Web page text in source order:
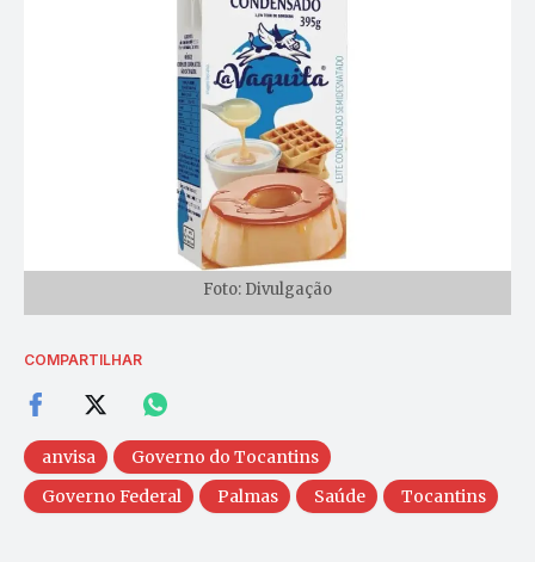
Foto: Divulgação
COMPARTILHAR
anvisa
Governo do Tocantins
Governo Federal
Palmas Saúde Tocantins